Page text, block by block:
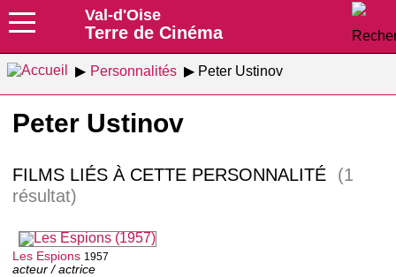
Val-d'Oise
Terre de Cinéma
Personnalités Peter Ustinov
Peter Ustinov
FILMS LIÉS À CETTE PERSONNALITÉ
(1
résultat)
Les Espions 1957
acteur / actrice